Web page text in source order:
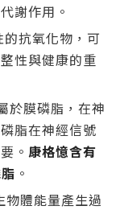
謝作用。
抗氧化物，可
性與健康的重
膜磷脂，在神
脂在神經信號
。 康格憶含有
。
體能量產生過